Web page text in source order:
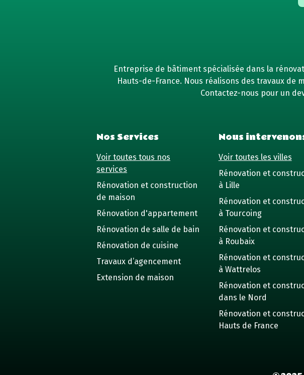
Entreprise de bâtiment spécialisée dans la
Hauts-de-France. Nous réalisons des travaux
Contactez-nous pour un
Nos Services
Voir toutes tous nos
services
Rénovation et construction
de maison
Rénovation d'appartement
Rénovation de salle de bain
Rénovation de cuisine
Travaux d’agencement
Extension de maison
Nous
Voir toutes les villes
Rénovation et
à Lille
Rénovation et
à Tourcoing
Rénovation et
à Roubaix
Rénovation et
à Wattrelos
Rénovation et
dans le Nord
Rénovation et
Hauts de France